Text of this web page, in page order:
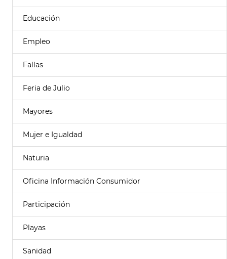
Educación
Empleo
Fallas
Feria de Julio
Mayores
Mujer e Igualdad
Naturia
Oficina Información Consumidor
Participación
Playas
Sanidad